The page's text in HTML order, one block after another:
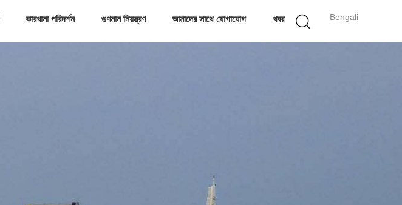
Bengali
কারখানা পরিদর্শন গুণমান নিয়ন্ত্রণ আমাদের সাথে যোগাযোগ খবর